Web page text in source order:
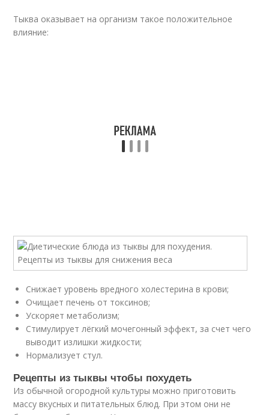
Тыква оказывает на организм такое положительное
влияние:
Снижает уровень вредного холестерина в крови;
Очищает печень от токсинов;
Ускоряет метаболизм;
Стимулирует лёгкий мочегонный эффект, за счет чего
выводит излишки жидкости;
Нормализует стул.
Рецепты из тыквы чтобы похудеть
Из обычной огородной культуры можно приготовить
массу вкусных и питательных блюд. При этом они не